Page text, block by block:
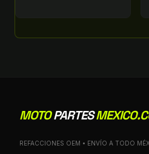
MOTOPARTES
REFACCIONES OEM • ENVÍO A TODO